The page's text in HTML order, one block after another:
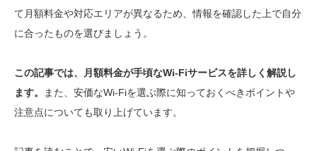
て月額料金や対応エリアが異なるため、情報を確認した上で自分
に合ったものを選びましょう。
この記事では、月額料金が手頃なWi-Fiサービスを詳しく解説し
ます。
また、安価なWi-Fiを選ぶ際に知っておくべきポイントや
注意点についても取り上げています。